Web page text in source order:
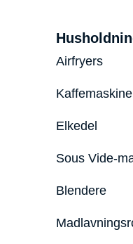
Airfryers
Elkedel
Sous Vide-
Blendere